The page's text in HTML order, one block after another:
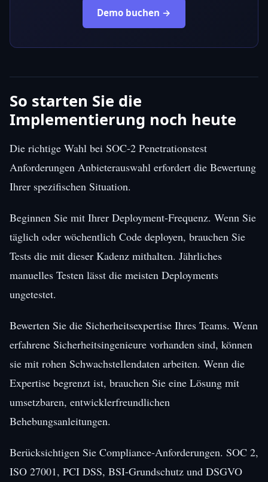
Demo buchen →
So starten Sie die
Implementierung noch heute
Die richtige Wahl bei SOC-2 Penetrationstest
Anforderungen Anbieterauswahl erfordert die Bewertung
Ihrer spezifischen Situation.
Beginnen Sie mit Ihrer Deployment-Frequenz. Wenn Sie
täglich oder wöchentlich Code deployen, brauchen Sie
Tests die mit dieser Kadenz mithalten. Jährliches
manuelles Testen lässt die meisten Deployments
ungetestet.
Bewerten Sie die Sicherheitsexpertise Ihres Teams. Wenn
erfahrene Sicherheitsingenieure vorhanden sind, können
sie mit rohen Schwachstellendaten arbeiten. Wenn die
Expertise begrenzt ist, brauchen Sie eine Lösung mit
umsetzbaren, entwicklerfreundlichen
Behebungsanleitungen.
Berücksichtigen Sie Compliance-Anforderungen. SOC 2,
ISO 27001, PCI DSS, BSI-Grundschutz und DSGVO